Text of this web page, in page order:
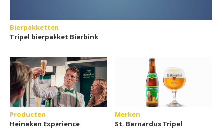
Bierpakketten
Tripel bierpakket Bierbink
Producten
Heineken Experience
Merken
St. Bernardus Tripel